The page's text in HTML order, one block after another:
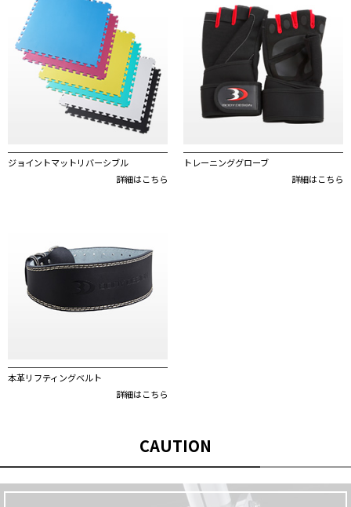
ジョイントマットリバーシブル
詳細はこちら
トレーニンググローブ
詳細はこちら
本革リフティングベルト
詳細はこちら
CAUTION